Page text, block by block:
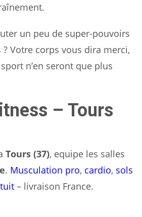
un peu de super-pouvoirs
? Votre corps vous dira merci,
n’en seront que plus
– Tours
Tours (37), equipe les salles
. Musculation pro, cardio, sols
– livraison France.